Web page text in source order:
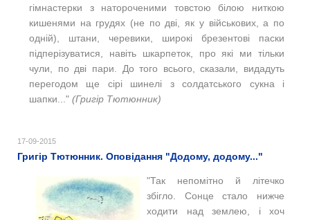
гімнастерки з натороченими товстою білою ниткою
кишенями на грудях (не по дві, як у військових, а по
одній), штани, черевики, широкі брезентові паски
підперізуватися, навіть шкарпеток, про які ми тільки
чули, по дві пари. До того всього, сказали, видадуть
перегодом ще сірі шинелі з солдатського сукна і
шапки..." (Григір Тютюнник)
17-09-2015
Григір Тютюнник. Оповідання "Додому, додому..."
"Так непомітно й літечко
збігло. Сонце стало нижче
ходити над землею, і хоч